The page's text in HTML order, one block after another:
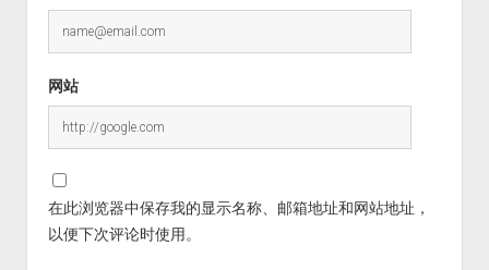
网站
在此浏览器中保存我的显示名称、邮箱地址和网站地址，
以便下次评论时使用。